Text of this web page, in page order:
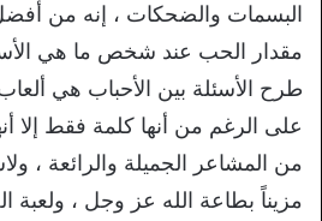
البسمات والضحكات ، إنه من
مقدار الحب عند شخص ما هي
طرح الأسئلة بين الأحباب هي
على الرغم من أنها كلمة فقط إلا
من المشاعر الجميلة والرائعة ،
مزيناً بطاعة الله عز وجل ، ولعبة